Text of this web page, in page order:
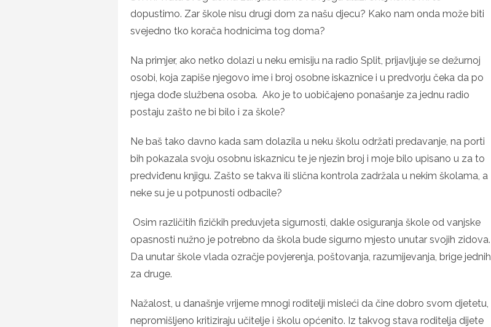
dopustimo. Zar škole nisu drugi dom za našu djecu? Kako nam onda može biti
svejedno tko korača hodnicima tog doma?
Na primjer, ako netko dolazi u neku emisiju na radio Split, prijavljuje se dežurnoj
osobi, koja zapiše njegovo ime i broj osobne iskaznice i u predvorju čeka da po
njega dođe službena osoba. Ako je to uobičajeno ponašanje za jednu radio
postaju zašto ne bi bilo i za škole?
Ne baš tako davno kada sam dolazila u neku školu održati predavanje, na porti
bih pokazala svoju osobnu iskaznicu te je njezin broj i moje bilo upisano u za to
predviđenu knjigu. Zašto se takva ili slična kontrola zadržala u nekim školama, a
neke su je u potpunosti odbacile?
Osim različitih fizičkih preduvjeta sigurnosti, dakle osiguranja škole od vanjske
opasnosti nužno je potrebno da škola bude sigurno mjesto unutar svojih zidova.
Da unutar škole vlada ozračje povjerenja, poštovanja, razumijevanja, brige jednih
za druge.
Nažalost, u današnje vrijeme mnogi roditelji misleći da čine dobro svom djetetu,
nepromišljeno kritiziraju učitelje i školu općenito. Iz takvog stava roditelja dijete